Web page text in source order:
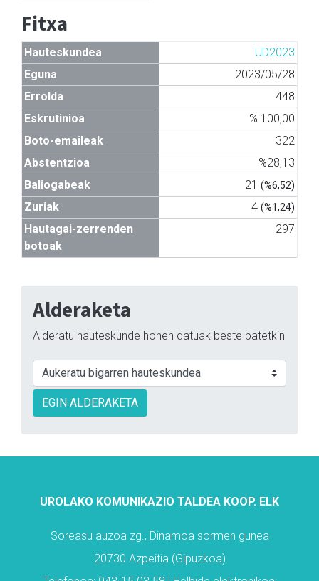
Fitxa
Hauteskundea
UD2023
Eguna
2023/05/28
Errolda
448
Eskrutinioa
% 100,00
Boto-emaileak
322
Abstentzioa
%28,13
Baliogabeak
21 (%6,52)
Zuriak 4 (%1,24)
Hautagai-zerrenden
botoak
297
Alderaketa
Alderatu hauteskunde honen datuak beste batetkin
EGIN ALDERAKETA
UROLAKO KOMUNIKAZIO TALDEA KOOP. ELK
Soreasu auzoa zg., Dinamoa sormen gunea
20730 Azpeitia (Gipuzkoa)